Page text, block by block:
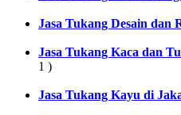
Jasa Tukang Desain dan
Jasa Tukang Kaca dan
1 )
Jasa Tukang Kayu di